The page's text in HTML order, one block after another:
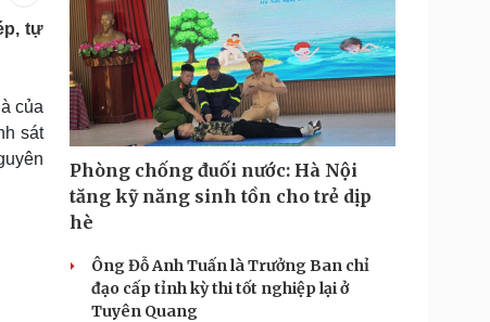
nghiệp
Thông tin doanh nghiệp
Doanh nghiệp 24h
Doanh nhân
Vì cộng đồng
Công nghệ
Sành điệu
Tin Công nghệ
Trải nghiệm
Chuyển đổi số
Podcast
Cửa sổ tình yêu
Kể chuyện cho bé
Hạt giống tâm hồn
tự
của
sát
Phòng chống đuối nước: Hà Nội
tăng kỹ năng sinh tồn cho trẻ dịp
hè
Ông Đỗ Anh Tuấn là Trưởng Ban chỉ
đạo cấp tỉnh kỳ thi tốt nghiệp lại ở
Tuyên Quang